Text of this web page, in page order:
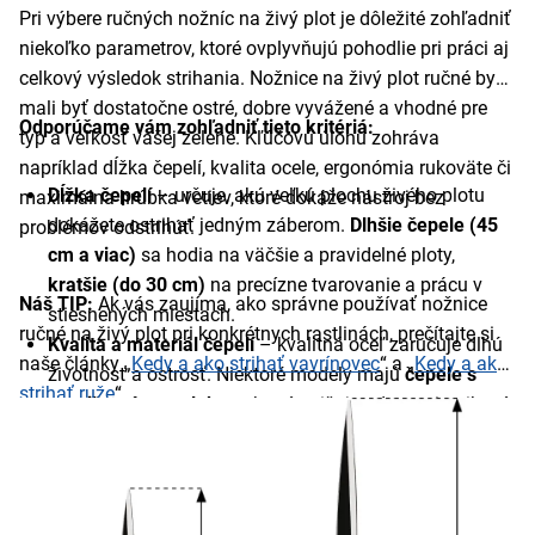
Pri výbere ručných nožníc na živý plot je dôležité zohľadniť
niekoľko parametrov, ktoré ovplyvňujú pohodlie pri práci aj
celkový výsledok strihania. Nožnice na živý plot ručné by
mali byť dostatočne ostré, dobre vyvážené a vhodné pre
typ a veľkosť vašej zelene. Kľúčovú úlohu zohráva
napríklad dĺžka čepelí, kvalita ocele, ergonómia rukoväte či
maximálna hrúbka vetiev, ktoré dokáže nástroj bez
problémov odstrihúť.
Odporúčame vám zohľadniť tieto kritériá:
Dĺžka čepelí– určuje, akú veľkú plochu živého plotu
dokážete ostrihať jedným záberom. Dlhšie čepele (45
cm a viac) sa hodia na väčšie a pravidelné ploty,
kratšie (do 30 cm) na precízne tvarovanie a prácu v
stiesnených miestach.
Kvalita a materiál čepelí– kvalitná oceľ zaručuje dlhú
životnosť a ostrosť. Niektoré modely majúčepele s
nepriľnavým povlakom
, ktorý znižuje odpor pri strihaní
Ergonómia rukoväte – zohráva dôležitú úlohu najmä
pri dlhšej práci v záhrade.
Gumová alebo pogumovaná
zabraňuje šmýkaniu a znižuje zaťaženie
Náš TIP: Ak vás zaujíma, ako správne používať nožnice
ručné na živý plot pri konkrétnych rastlinách, prečítajte si
naše články „Kedy a ako strihať vavrínovec“ a „Kedy a ako
strihať ruže“.